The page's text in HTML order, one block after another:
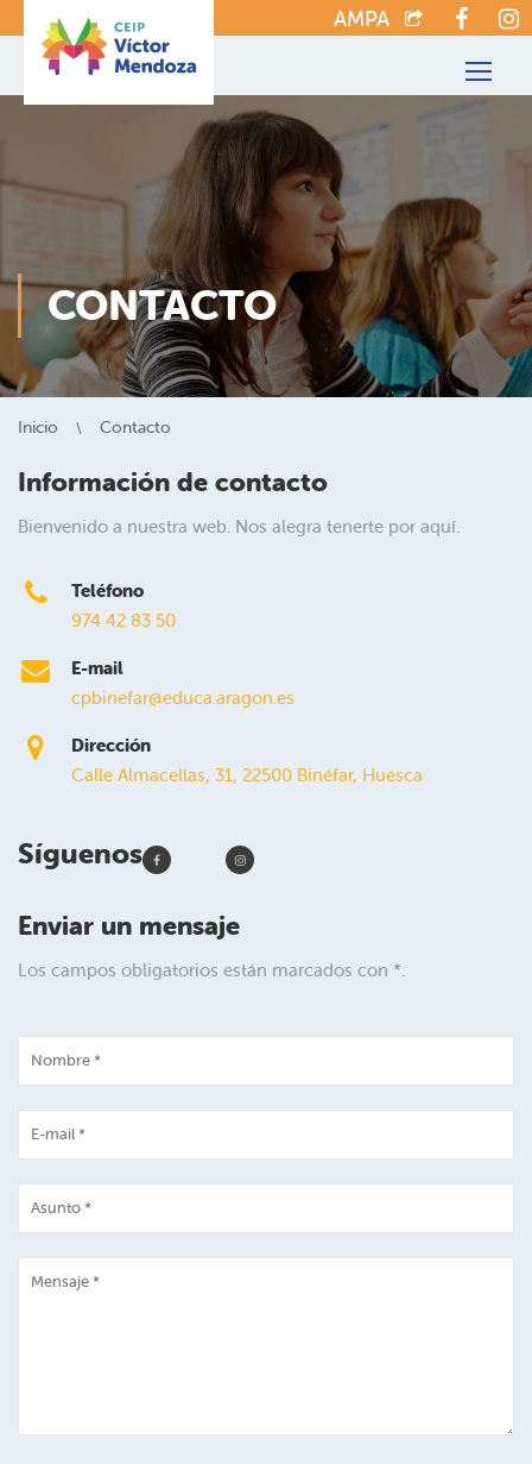
AMPA
CONTACTO
Inicio Contacto
Información de contacto
Bienvenido a nuestra web. Nos alegra tenerte por aquí.
Teléfono
974 42 83 50
E-mail
cpbinefar@educa.aragon.es
Dirección
Calle Almacellas, 31, 22500 Binéfar, Huesca
Síguenos
Enviar un mensaje
Los campos obligatorios están marcados con *.